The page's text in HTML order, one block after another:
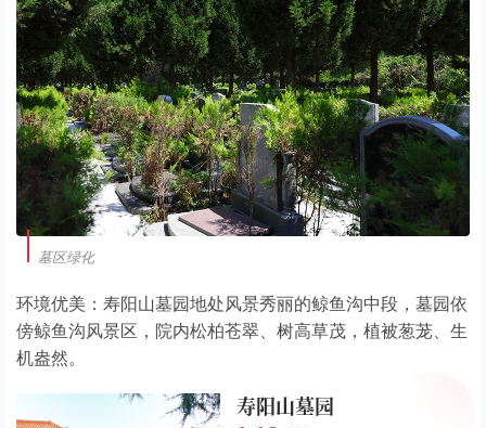
墓区绿化
环境优美：寿阳山墓园地处风景秀丽的鲸鱼沟中段，墓园依
傍鲸鱼沟风景区，院内松柏苍翠、树高草茂，植被葱茏、生
机盎然。
寿阳山墓园